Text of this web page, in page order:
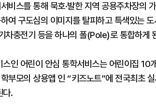
비스를 통해 묵호·발한 지역 공용주차장의
여 구도심의 이미지를 탈피하고 특색있는
차충전기 등을 하나의 폴(Pole)로 통합하게
인 어린이 안심 통학서비스는 어린이집 10
부모의 상용앱 인 “키즈노트”에 전국최초
다.